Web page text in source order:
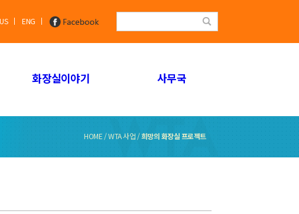
ENG
화장실이야기 사무국
HOME / WTA 사업 /희망의 화장실 프로젝트